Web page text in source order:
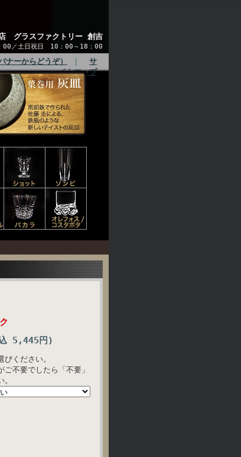
グラスファクトリー 創吉
／土日祝日 10：00～18：00
ーからどうぞ）
サ
イトマップ
5,445円)
びください。
ご不要でしたら「不要」